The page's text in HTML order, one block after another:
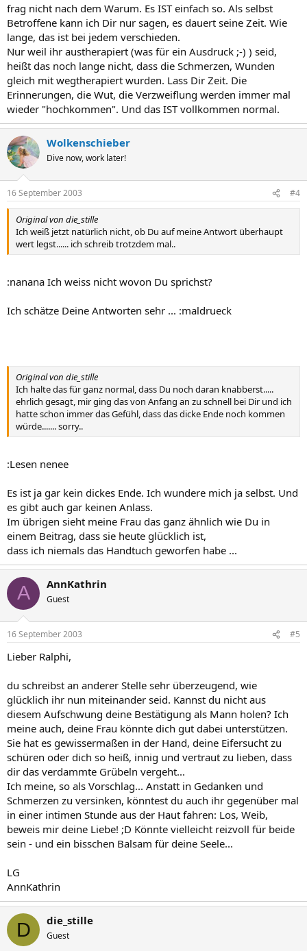
frag nicht nach dem Warum. Es IST einfach so. Als selbst
Betroffene kann ich Dir nur sagen, es dauert seine Zeit. Wie
lange, das ist bei jedem verschieden.
Nur weil ihr austherapiert (was für ein Ausdruck ;-) ) seid,
heißt das noch lange nicht, dass die Schmerzen, Wunden
gleich mit wegtherapiert wurden. Lass Dir Zeit. Die
Erinnerungen, die Wut, die Verzweiflung werden immer mal
wieder "hochkommen". Und das IST vollkommen normal.
Wolkenschieber
Dive now, work later!
16 September 2003 #4
Original von die_stille
Ich weiß jetzt natürlich nicht, ob Du auf meine Antwort überhaupt
wert legst...... ich schreib trotzdem mal..
:nanana Ich weiss nicht wovon Du sprichst?
Ich schätze Deine Antworten sehr ... :maldrueck
Original von die_stille
Ich halte das für ganz normal, dass Du noch daran knabberst.....
ehrlich gesagt, mir ging das von Anfang an zu schnell bei Dir und ich
hatte schon immer das Gefühl, dass das dicke Ende noch kommen
würde....... sorry..
:Lesen nenee
Es ist ja gar kein dickes Ende. Ich wundere mich ja selbst. Und
es gibt auch gar keinen Anlass.
Im übrigen sieht meine Frau das ganz ähnlich wie Du in
einem Beitrag, dass sie heute glücklich ist,
dass ich niemals das Handtuch geworfen habe ...
A AnnKathrin
Guest
16 September 2003 #5
Lieber Ralphi,
du schreibst an anderer Stelle sehr überzeugend, wie
glücklich ihr nun miteinander seid. Kannst du nicht aus
diesem Aufschwung deine Bestätigung als Mann holen? Ich
meine auch, deine Frau könnte dich gut dabei unterstützen.
Sie hat es gewissermaßen in der Hand, deine Eifersucht zu
schüren oder dich so heiß, innig und vertraut zu lieben, dass
dir das verdammte Grübeln vergeht...
Ich meine, so als Vorschlag... Anstatt in Gedanken und
Schmerzen zu versinken, könntest du auch ihr gegenüber mal
in einer intimen Stunde aus der Haut fahren: Los, Weib,
beweis mir deine Liebe! ;D Könnte vielleicht reizvoll für beide
sein - und ein bisschen Balsam für deine Seele...
LG
AnnKathrin
D die_stille
Guest